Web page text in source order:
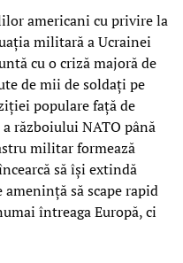
americani cu privire la
militară a Ucrainei
cu o criză majoră de
de mii de soldați pe
populare față de
războiului NATO până
militar formează
să își extindă
să scape rapid
întreaga Europă, ci